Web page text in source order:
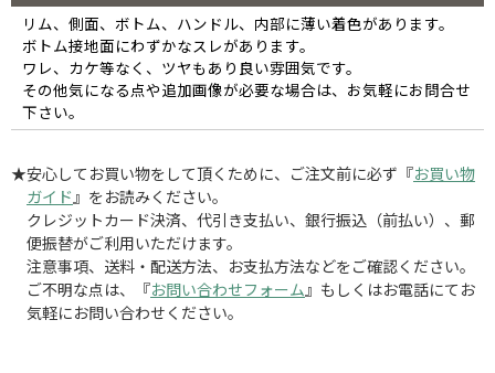
リム、側面、ボトム、ハンドル、内部に薄い着色があります。
ボトム接地面にわずかなスレがあります。
ワレ、カケ等なく、ツヤもあり良い雰囲気です。
その他気になる点や追加画像が必要な場合は、お気軽にお問合せ
下さい。
★安心してお買い物をして頂くために、ご注文前に必ず『お買い物
ガイド 』をお読みください。
クレジットカード決済、代引き支払い、銀行振込（前払い）、郵
便振替がご利用いただけます。
注意事項、送料・配送方法、お支払方法などをご確認ください。
ご不明な点は、『お問い合わせフォーム 』もしくはお電話にてお
気軽にお問い合わせください。